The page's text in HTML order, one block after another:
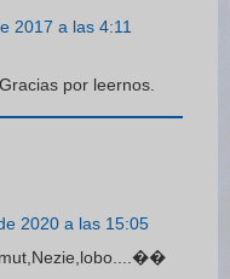
2017 a las 4:11
por leernos.
2020 a las 15:05